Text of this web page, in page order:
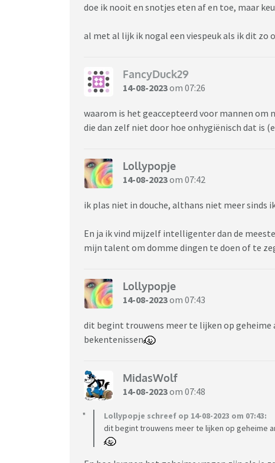
doe ik nooit en snotjes eten af en toe, maar
al met al lijk ik nogal een viespeuk als ik dit zo
FancyDuck29
14-08-2023om 07:26
waarom is het geaccepteerd voor mannen om
die dan zelf niet door hoe onhygiënisch dat is
Lollypopje
14-08-2023om 07:42
ik plas niet in douche, althans niet meer sinds
En ja ik vind mijzelf intelligenter dan de
mijn talent om domme dingen te doen of te
Lollypopje
14-08-2023om 07:43
dit begint trouwens meer te lijken op geheime
bekentenissen
MidasWolf
14-08-2023om 07:48
Lollypopje schreef op 14-08-2023 om 07:43:
dit begint trouwens meer te lijken op geheime